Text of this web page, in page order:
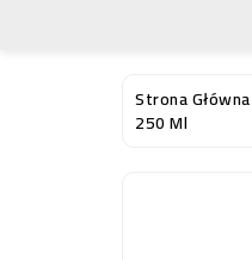
Strona Główna
250 Ml